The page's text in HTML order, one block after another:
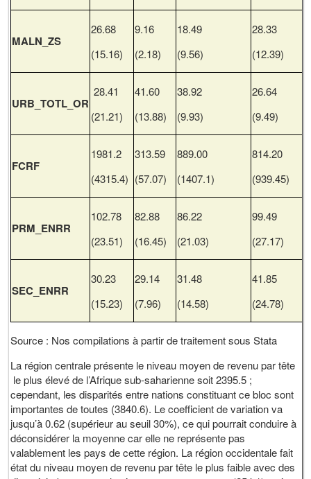
MALN_ZS
26.68
(15.16)
9.16
(2.18)
18.49
(9.56)
28.33
(12.39)
URB_TOTL_OR
28.41
(21.21)
41.60
(13.88)
38.92
(9.93)
26.64
(9.49)
FCRF
1981.2
(4315.4)
313.59
(57.07)
889.00
(1407.1)
814.20
(939.45)
PRM_ENRR
102.78
(23.51)
82.88
(16.45)
86.22
(21.03)
99.49
(27.17)
SEC_ENRR
30.23
(15.23)
29.14
(7.96)
31.48
(14.58)
41.85
(24.78)
Source : Nos compilations à partir de traitement sous Stata
La région centrale présente le niveau moyen de revenu par tête
le plus élevé de l’Afrique sub-saharienne soit 2395.5 ;
cependant, les disparités entre nations constituant ce bloc sont
importantes de toutes (3840.6). Le coefficient de variation va
jusqu’à 0.62 (supérieur au seuil 30%), ce qui pourrait conduire à
déconsidérer la moyenne car elle ne représente pas
valablement les pays de cette région. La région occidentale fait
état du niveau moyen de revenu par tête le plus faible avec des